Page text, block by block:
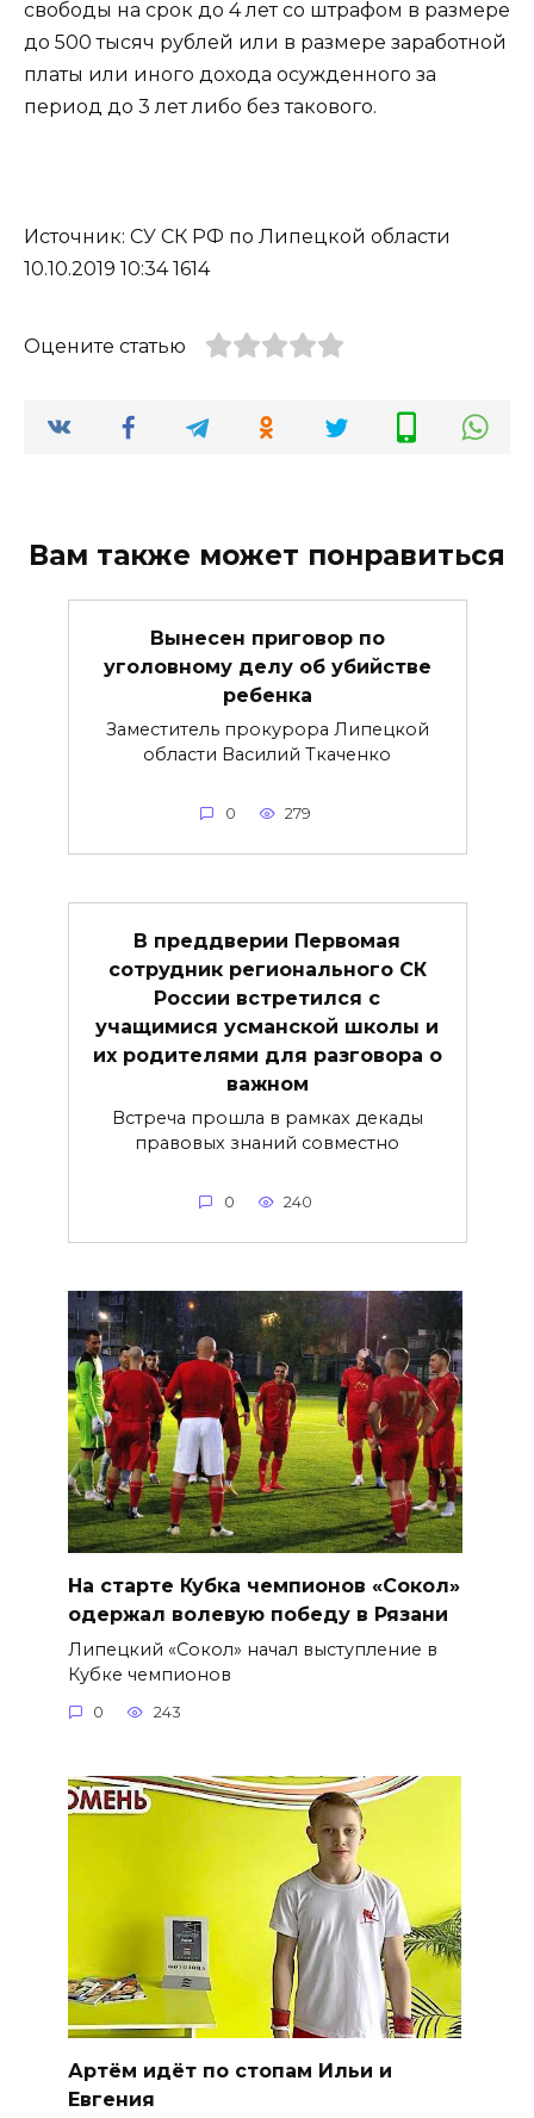
свободы на срок до 4 лет со штрафом в размере
до 500 тысяч рублей или в размере заработной
платы или иного дохода осужденного за
период до 3 лет либо без такового.
Источник: СУ СК РФ по Липецкой области
10.10.2019 10:34 1614
Оцените статью
Вам также может понравиться
Вынесен приговор по
уголовному делу об убийстве
ребенка
Заместитель прокурора Липецкой
области Василий Ткаченко
0 279
В преддверии Первомая
сотрудник регионального СК
России встретился с
учащимися усманской школы и
их родителями для разговора о
важнoм
Встреча прошла в рамках декады
правовых знаний совместно
0 240
На старте Кубка чемпионов «Сокол»
одержал волевую победу в Рязани
Липецкий «Сокол» начал выступление в
Кубке чемпионов
0 243
Артём идёт по стопам Ильи и
Евгения